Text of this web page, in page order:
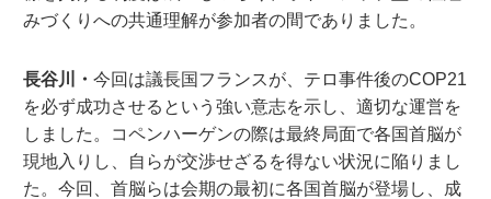
みづくりへの共通理解が参加者の間でありました。
長谷川・ 今回は議長国フランスが、テロ事件後のCOP21
を必ず成功させるという強い意志を示し、適切な運営を
しました。コペンハーゲンの際は最終局面で各国首脳が
現地入りし、自らが交渉せざるを得ない状況に陥りまし
た。今回、首脳らは会期の最初に各国首脳が登場し、成